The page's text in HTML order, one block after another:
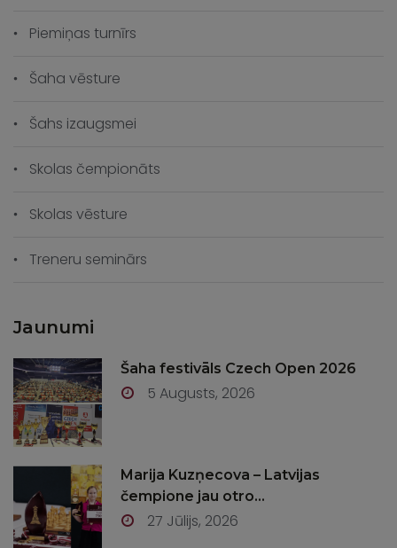
Piemiņas turnīrs
Šaha vēsture
Šahs izaugsmei
Skolas čempionāts
Skolas vēsture
Treneru seminārs
Jaunumi
Šaha festivāls Czech Open 2026
5 Augusts, 2026
Marija Kuzņecova – Latvijas
čempione jau otro...
27 Jūlijs, 2026